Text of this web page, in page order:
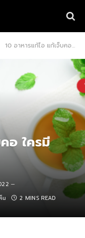
10 อาหารแก้ไอ แก้เจ็บคอ ใครมีอาการต้องอ่าน!
อ ใครมี
น 2 MINS READ